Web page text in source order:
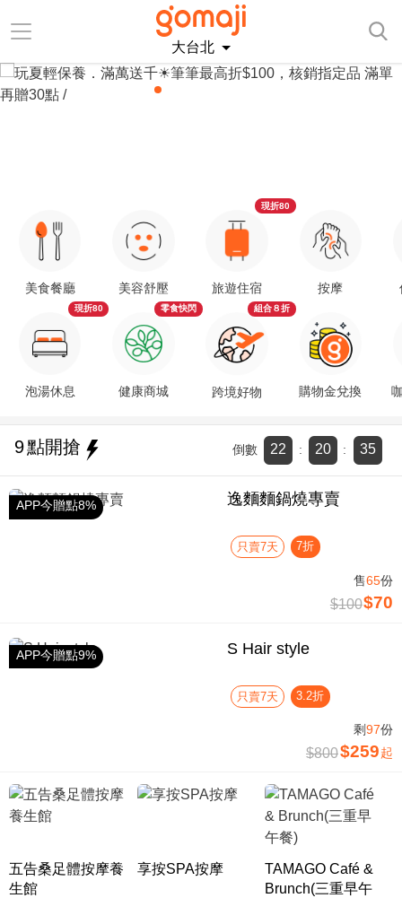
大台北
美食餐廳
泡湯休息
現折80
美容舒壓
健康商城
零食快閃
旅遊住宿
現折80
跨境好物
組合８折
按摩
購物金兌換
9點開搶 倒數 22 : 20 : 35
APP今贈點8% 逸麵麵鍋燒專賣
只賣7天 7折
售65份
$100$70
APP今贈點9% S Hair style
只賣7天 3.2折
剩97份
$800$259 起
五告桑足體按摩養
生館
享按SPA按摩
TAMAGO Café &
Brunch(三重早午